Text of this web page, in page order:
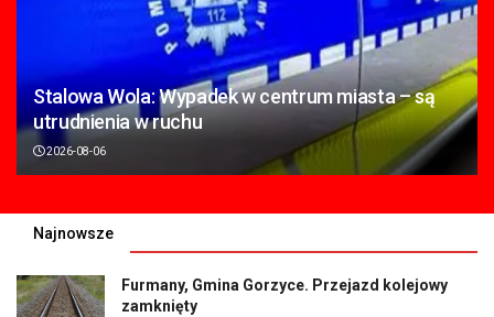
Stalowa Wola: Wypadek w centrum miasta – są
utrudnienia w ruchu
2026-08-06
Najnowsze
Furmany, Gmina Gorzyce. Przejazd kolejowy
zamknięty